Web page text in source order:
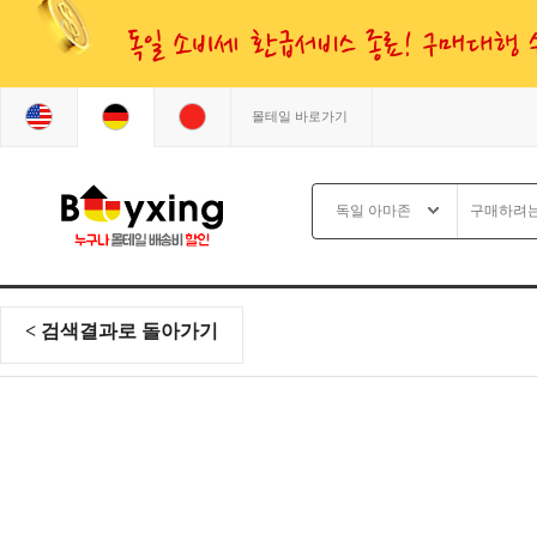
몰테일 바로가기
< 검색결과로 돌아가기